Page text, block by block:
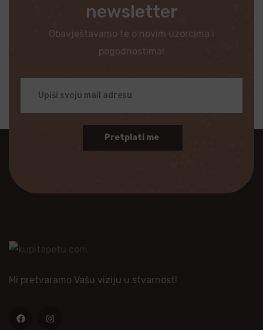
newsletter
Obavještavamo te o novim uzorcima i
pogodnostima!
Pretplati me
Mi pretvaramo Vašu viziju u stvarnost!